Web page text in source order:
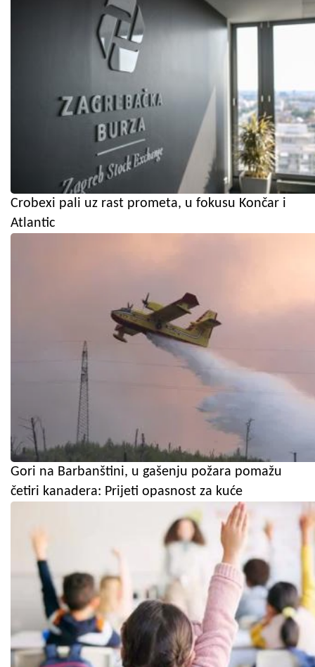
Crobexi pali uz rast prometa, u fokusu Končar i
Atlantic
Gori na Barbanštini, u gašenju požara pomažu
četiri kanadera: Prijeti opasnost za kuće